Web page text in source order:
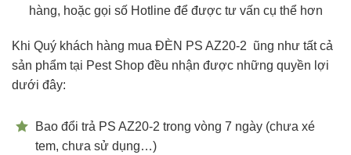
hàng, hoặc gọi số Hotline để được tư vấn cụ thể hơn
Khi Quý khách hàng mua ĐÈN PS AZ20-2 ũng như tất cả
sản phẩm tại Pest Shop đều nhận được những quyền lợi
dưới đây:
Bao đổi trả PS AZ20-2 trong vòng 7 ngày (chưa xé
tem, chưa sử dụng…)